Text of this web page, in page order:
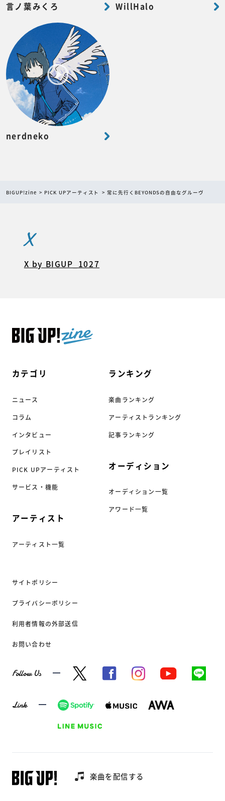
言ノ葉みくろ WillHalo
nerdneko
BIGUP!zine PICK UPアーティスト 常に先行くBEYONDSの自由なグルーヴ
カテゴリ
ニュース
コラム
インタビュー
プレイリスト
PICK UPアーティスト
サービス・機能
アーティスト
アーティスト一覧
ランキング
楽曲ランキング
アーティストランキング
記事ランキング
オーディション
オーディション一覧
アワード一覧
サイトポリシー
プライバシーポリシー
利用者情報の外部送信
お問い合わせ
Follow Us
Link
楽曲を配信する
X
X by BIGUP_1027